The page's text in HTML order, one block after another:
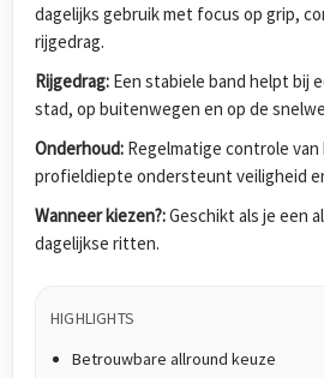
dagelijks gebruik met focus op grip,
rijgedrag.
Rijgedrag: Een stabiele band helpt bij
stad, op buitenwegen en op de
Onderhoud: Regelmatige controle
profieldiepte ondersteunt veiligheid
Wanneer kiezen?:Geschikt als je een
dagelijkse ritten.
HIGHLIGHTS
Betrouwbare allround keuze